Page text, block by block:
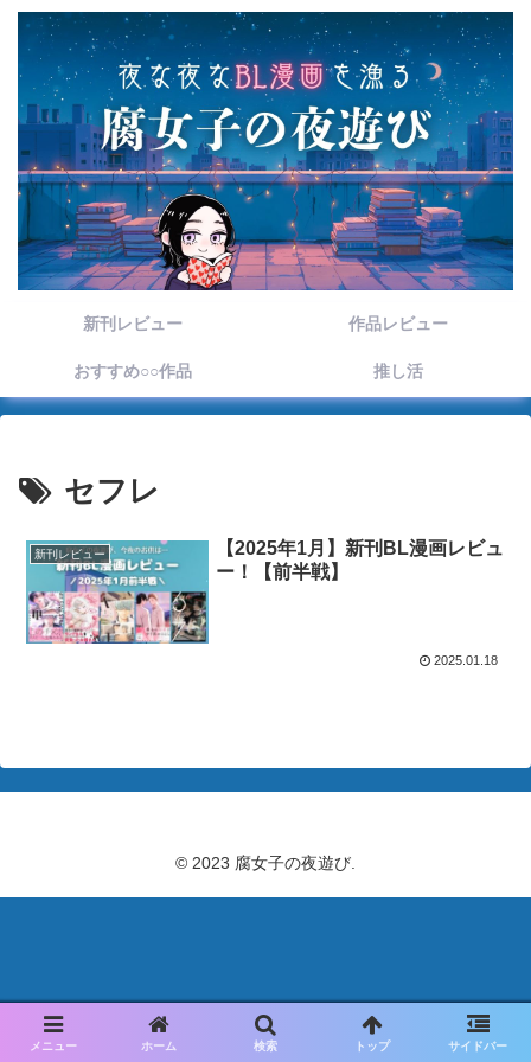
新刊レビュー 作品レビュー
おすすめ○○作品 推し活
セフレ
新刊レビュー
【2025年1月】新刊BL漫画レビュ
ー！【前半戦】
2025.01.18
© 2023 腐女子の夜遊び.
メニュー ホーム 検索 トップ サイドバー